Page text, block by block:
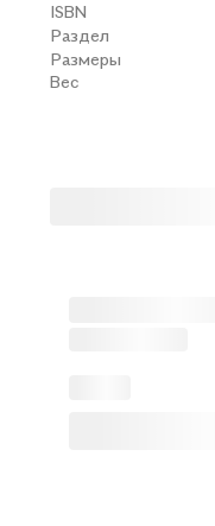
ISBN
Раздел
Размеры
Вес